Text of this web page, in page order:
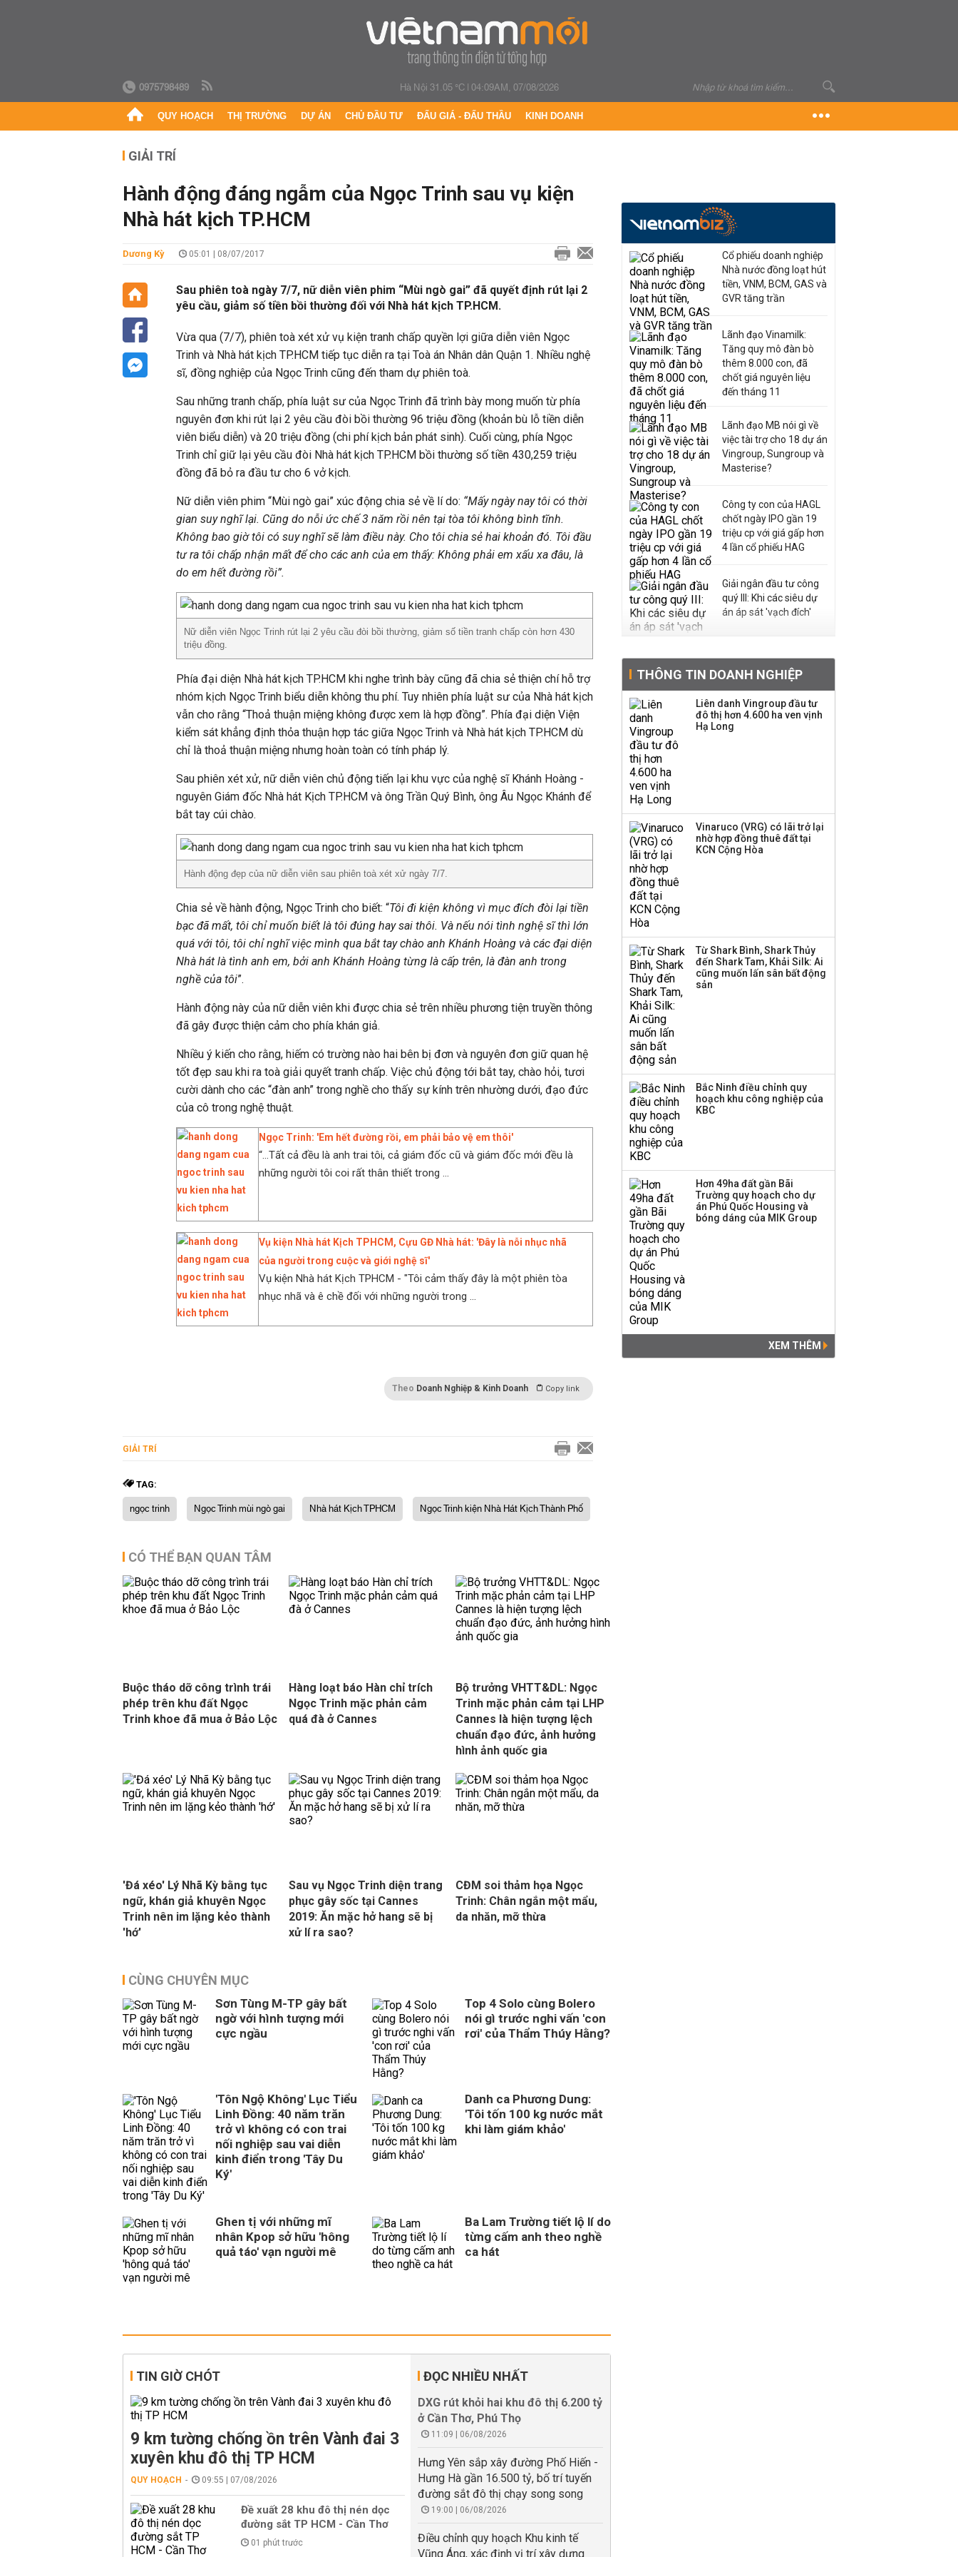
0975798489 Hà Nội 31.05 °C|04:09AM, 07/08/2026
QUY HOẠCH THỊ TRƯỜNG DỰ ÁN CHỦ ĐẦU TƯ ĐẤU GIÁ - ĐẤU THẦU KINH DOANH
GIẢI TRÍ
Hành động đáng ngẫm của Ngọc Trinh sau vụ kiện
Nhà hát kịch TP.HCM
Dương Kỳ 05:01 | 08/07/2017
Sau phiên toà ngày 7/7, nữ diễn viên phim “Mùi ngò gai” đã quyết định rút lại 2
yêu cầu, giảm số tiền bồi thường đối với Nhà hát kịch TP.HCM.
Vừa qua (7/7), phiên toà xét xử vụ kiện tranh chấp quyền lợi giữa diễn viên Ngọc
Trinh và Nhà hát kịch TP.HCM tiếp tục diễn ra tại Toà án Nhân dân Quận 1. Nhiều nghệ
sĩ, đồng nghiệp của Ngọc Trinh cũng đến tham dự phiên toà.
Sau những tranh chấp, phía luật sư của Ngọc Trinh đã trình bày mong muốn từ phía
nguyên đơn khi rút lại 2 yêu cầu đòi bồi thường 96 triệu đồng (khoản bù lỗ tiền diễn
viên biểu diễn) và 20 triệu đồng (chi phí kịch bản phát sinh). Cuối cùng, phía Ngọc
Trinh chỉ giữ lại yêu cầu đòi Nhà hát kịch TP.HCM bồi thường số tiền 430,259 triệu
đồng đã bỏ ra đầu tư cho 6 vở kịch.
Nữ diễn viên phim “Mùi ngò gai” xúc động chia sẻ về lí do: “Mấy ngày nay tôi có thời
gian suy nghĩ lại. Cũng do nỗi ức chế 3 năm rồi nên tại tòa tôi không bình tĩnh.
Không bao giờ tôi có suy nghĩ sẽ làm điều này. Cho tôi chia sẻ hai khoản đó. Tôi đầu
tư ra tôi chấp nhận mất để cho các anh của em thấy: Không phải em xấu xa đâu, là
do em hết đường rồi”.
Nữ diễn viên Ngọc Trinh rút lại 2 yêu cầu đòi bồi thường, giảm số tiền tranh chấp còn hơn 430
triệu đồng.
Phía đại diện Nhà hát kịch TP.HCM khi nghe trình bày cũng đã chia sẻ thiện chí hỗ trợ
nhóm kịch Ngọc Trinh biểu diễn không thu phí. Tuy nhiên phía luật sư của Nhà hát kịch
vẫn cho rằng “Thoả thuận miệng không được xem là hợp đồng”. Phía đại diện Viện
kiểm sát khẳng định thỏa thuận hợp tác giữa Ngọc Trinh và Nhà hát kịch TP.HCM dù
chỉ là thoả thuận miệng nhưng hoàn toàn có tính pháp lý.
Sau phiên xét xử, nữ diễn viên chủ động tiến lại khu vực của nghệ sĩ Khánh Hoàng -
nguyên Giám đốc Nhà hát Kịch TP.HCM và ông Trần Quý Bình, ông Âu Ngọc Khánh để
bắt tay cúi chào.
Hành động đẹp của nữ diễn viên sau phiên toà xét xử ngày 7/7.
Chia sẻ về hành động, Ngọc Trinh cho biết: “Tôi đi kiện không vì mục đích đòi lại tiền
bạc đã mất, tôi chỉ muốn biết là tôi đúng hay sai thôi. Và nếu nói tình nghệ sĩ thì lớn
quá với tôi, tôi chỉ nghĩ việc mình qua bắt tay chào anh Khánh Hoàng và các đại diện
Nhà hát là tình anh em, bởi anh Khánh Hoàng từng là cấp trên, là đàn anh trong
nghề của tôi”.
Hành động này của nữ diễn viên khi được chia sẻ trên nhiều phương tiện truyền thông
đã gây được thiện cảm cho phía khán giả.
Nhiều ý kiến cho rằng, hiếm có trường nào hai bên bị đơn và nguyên đơn giữ quan hệ
tốt đẹp sau khi ra toà giải quyết tranh chấp. Việc chủ động tới bắt tay, chào hỏi, tươi
cười dành cho các “đàn anh” trong nghề cho thấy sự kính trên nhường dưới, đạo đức
của cô trong nghệ thuật.
Ngọc Trinh: 'Em hết đường rồi, em phải bảo vệ em thôi'
“...Tất cả đều là anh trai tôi, cả giám đốc cũ và giám đốc mới đều là
những người tôi coi rất thân thiết trong ...
Vụ kiện Nhà hát Kịch TPHCM, Cựu GĐ Nhà hát: 'Đây là nỗi nhục nhã
của người trong cuộc và giới nghệ sĩ'
Vụ kiện Nhà hát Kịch TPHCM - "Tôi cảm thấy đây là một phiên tòa
nhục nhã và ê chề đối với những người trong ...
Theo Doanh Nghiệp & Kinh Doanh Copy link
GIẢI TRÍ
TAG:
ngọc trinh Ngọc Trinh mùi ngò gai Nhà hát Kịch TPHCM Ngọc Trinh kiện Nhà Hát Kịch Thành Phố
CÓ THỂ BẠN QUAN TÂM
Buộc tháo dỡ công trình trái
phép trên khu đất Ngọc
Trinh khoe đã mua ở Bảo Lộc
Hàng loạt báo Hàn chỉ trích
Ngọc Trinh mặc phản cảm
quá đà ở Cannes
Bộ trưởng VHTT&DL: Ngọc
Trinh mặc phản cảm tại LHP
Cannes là hiện tượng lệch
chuẩn đạo đức, ảnh hưởng
hình ảnh quốc gia
'Đá xéo' Lý Nhã Kỳ bằng tục
ngữ, khán giả khuyên Ngọc
Trinh nên im lặng kẻo thành
'hớ'
Sau vụ Ngọc Trinh diện trang
phục gây sốc tại Cannes
2019: Ăn mặc hở hang sẽ bị
xử lí ra sao?
CĐM soi thảm họa Ngọc
Trinh: Chân ngắn một mẩu,
da nhăn, mỡ thừa
CÙNG CHUYÊN MỤC
Sơn Tùng M-TP gây bất
ngờ với hình tượng mới
cực ngầu
Top 4 Solo cùng Bolero
nói gì trước nghi vấn 'con
rơi' của Thẩm Thúy Hằng?
'Tôn Ngộ Không' Lục Tiểu
Linh Đồng: 40 năm trăn
trở vì không có con trai
nối nghiệp sau vai diễn
kinh điển trong 'Tây Du
Ký'
Danh ca Phương Dung:
'Tôi tốn 100 kg nước mắt
khi làm giám khảo'
Ghen tị với những mĩ
nhân Kpop sở hữu 'hông
quả táo' vạn người mê
Ba Lam Trường tiết lộ lí do
từng cấm anh theo nghề
ca hát
TIN GIỜ CHÓT
9 km tường chống ồn trên Vành đai 3
xuyên khu đô thị TP HCM
QUY HOẠCH 09:55 | 07/08/2026
Đề xuất 28 khu đô thị nén dọc
đường sắt TP HCM - Cần Thơ
01 phút trước
ĐỌC NHIỀU NHẤT
DXG rút khỏi hai khu đô thị 6.200 tỷ
ở Cần Thơ, Phú Thọ
11:09 | 06/08/2026
Hưng Yên sắp xây đường Phố Hiến -
Hưng Hà gần 16.500 tỷ, bố trí tuyến
đường sắt đô thị chạy song song
19:00 | 06/08/2026
Điều chỉnh quy hoạch Khu kinh tế
Vũng Áng, xác định vị trí xây dựng
Cổ phiếu doanh nghiệp
Nhà nước đồng loạt hút
tiền, VNM, BCM, GAS và
GVR tăng trần
Lãnh đạo Vinamilk:
Tăng quy mô đàn bò
thêm 8.000 con, đã
chốt giá nguyên liệu
đến tháng 11
Lãnh đạo MB nói gì về
việc tài trợ cho 18 dự án
Vingroup, Sungroup và
Masterise?
Công ty con của HAGL
chốt ngày IPO gần 19
triệu cp với giá gấp hơn
4 lần cổ phiếu HAG
Giải ngân đầu tư công
quý III: Khi các siêu dự
án áp sát 'vạch đích'
triển quỹ hưu trí: Từ tiết
kiệm gia đình thành
nguồn cấp vốn dài hạn
và kinh nghiệm từ
Malaysia
Iran xem xét cấm tàu
VPBankS xin từ nhiệm
THÔNG TIN DOANH NGHIỆP
Liên danh Vingroup đầu tư
đô thị hơn 4.600 ha ven vịnh
Hạ Long
Vinaruco (VRG) có lãi trở lại
nhờ hợp đồng thuê đất tại
KCN Cộng Hòa
Từ Shark Bình, Shark Thủy
đến Shark Tam, Khải Silk: Ai
cũng muốn lấn sân bất động
sản
Bắc Ninh điều chỉnh quy
hoạch khu công nghiệp của
KBC
Hơn 49ha đất gần Bãi
Trường quy hoạch cho dự
án Phú Quốc Housing và
bóng dáng của MIK Group
XEM THÊM